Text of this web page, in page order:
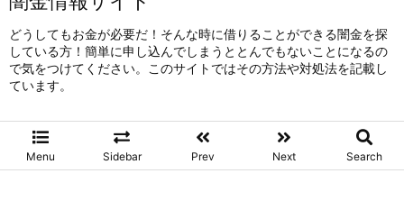
どうしてもお金が必要だ！そんな時に借りることができる闇金を探
している方！簡単に申し込んでしまうととんでもないことになるの
で気をつけてください。このサイトではその方法や対処法を記載し
ています。
Menu Sidebar Prev Next Search